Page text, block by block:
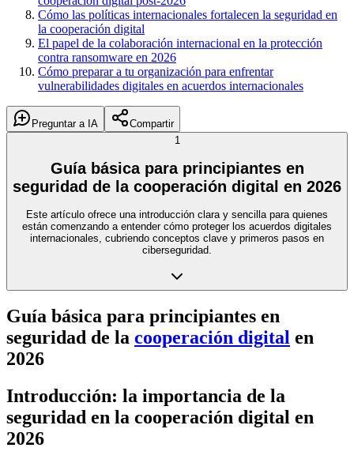
Cómo las políticas internacionales fortalecen la seguridad en
la cooperación digital
El papel de la colaboración internacional en la protección
contra ransomware en 2026
Cómo preparar a tu organización para enfrentar
vulnerabilidades digitales en acuerdos internacionales
Preguntar a IA
Compartir
1
Guía básica para principiantes en
seguridad de la cooperación digital en 2026
Este artículo ofrece una introducción clara y sencilla para quienes
están comenzando a entender cómo proteger los acuerdos digitales
internacionales, cubriendo conceptos clave y primeros pasos en
ciberseguridad.
Guía básica para principiantes en
seguridad de la cooperación digital en
2026
Introducción: la importancia de la
seguridad en la cooperación digital en
2026